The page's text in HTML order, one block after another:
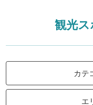
観光
カテ
エ